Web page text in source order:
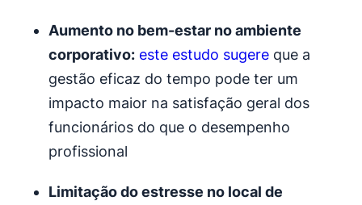
Aumento no bem-estar noambiente
corporativo: este estudo sugere que a
gestão eficaz do tempo pode ter um
impacto maior na satisfação geral dos
funcionários do que o desempenho
profissional
Limitação do estresse no local de